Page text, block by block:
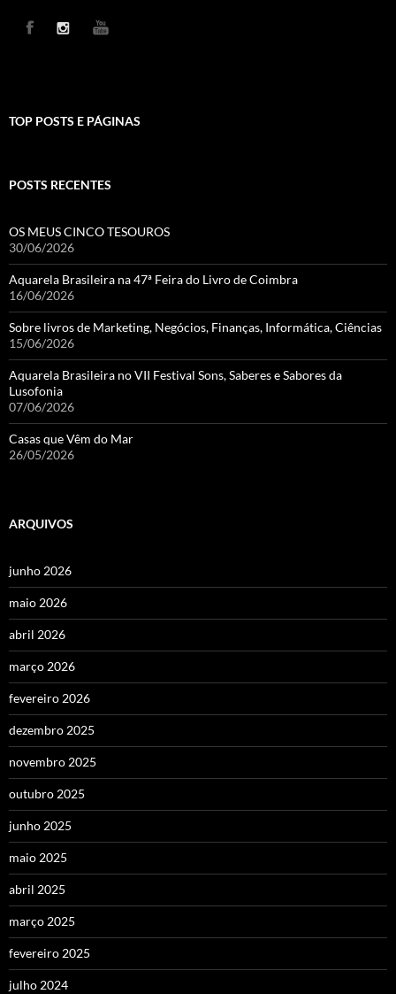
TOP POSTS E PÁGINAS
POSTS RECENTES
OS MEUS CINCO TESOUROS
30/06/2026
Aquarela Brasileira na 47ª Feira do Livro de Coimbra
16/06/2026
Sobre livros de Marketing, Negócios, Finanças, Informática, Ciências
15/06/2026
Aquarela Brasileira no VII Festival Sons, Saberes e Sabores da
Lusofonia
07/06/2026
Casas que Vêm do Mar
26/05/2026
ARQUIVOS
junho 2026
maio 2026
abril 2026
março 2026
fevereiro 2026
dezembro 2025
novembro 2025
outubro 2025
junho 2025
maio 2025
abril 2025
março 2025
fevereiro 2025
julho 2024